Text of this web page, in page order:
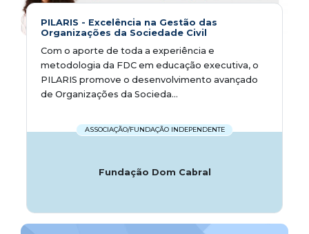
PILARIS - Excelência na Gestão das
Organizações da Sociedade Civil
Com o aporte de toda a experiência e
metodologia da FDC em educação executiva, o
PILARIS promove o desenvolvimento avançado
de Organizações da Socieda...
ASSOCIAÇÃO/FUNDAÇÃO INDEPENDENTE
Fundação Dom Cabral